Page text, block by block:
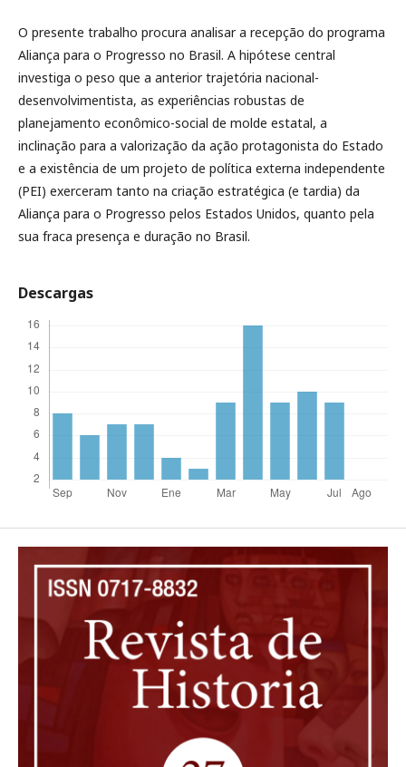
O presente trabalho procura analisar a recepção do programa
Aliança para o Progresso no Brasil. A hipótese central
investiga o peso que a anterior trajetória nacional-
desenvolvimentista, as experiências robustas de
planejamento econômico-social de molde estatal, a
inclinação para a valorização da ação protagonista do Estado
e a existência de um projeto de política externa independente
(PEI) exerceram tanto na criação estratégica (e tardia) da
Aliança para o Progresso pelos Estados Unidos, quanto pela
sua fraca presença e duração no Brasil.
Descargas